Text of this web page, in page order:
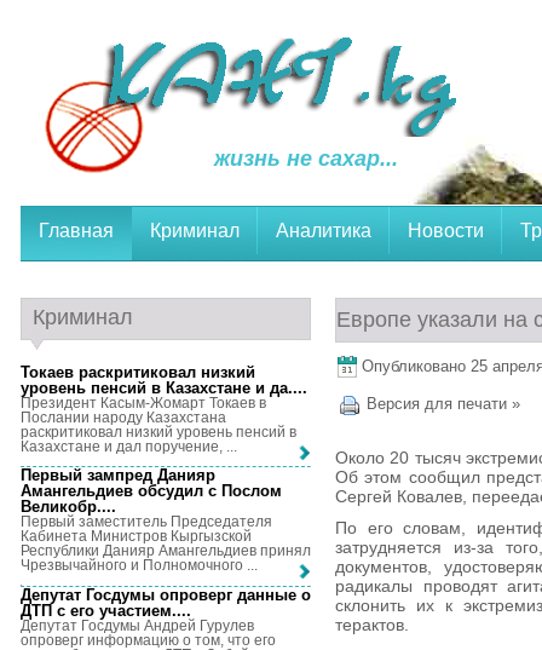
жизнь не сахар...
Главная Криминал Аналитика Новости
Европе указали на
Опубликовано 25
Версия для печати »
Около 20 тысяч
Об этом сообщил
Сергей Ковалев,
По его словам,
затрудняется из-за
документов,
радикалы проводят
склонить их к
терактов.
Криминал
Токаев раскритиковал низкий
уровень пенсий в Казахстане и да....
Президент Касым-Жомарт Токаев в
Послании народу Казахстана
раскритиковал низкий уровень пенсий в
Казахстане и дал поручение, ...
Первый зампред Данияр
Амангельдиев обсудил с Послом
Великобр....
Первый заместитель Председателя
Кабинета Министров Кыргызской
Республики Данияр Амангельдиев принял
Чрезвычайного и Полномочного ...
Депутат Госдумы опроверг данные о
ДТП с его участием....
Депутат Госдумы Андрей Гурулев
опроверг информацию о том, что его